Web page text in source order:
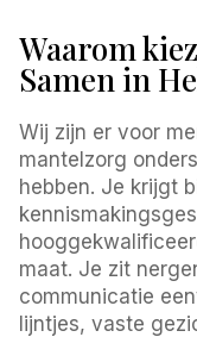
Waarom
Samen in
Wij zijn er voor
mantelzorg
hebben. Je krijgt
maat. Je zit
communicatie
lijntjes, vaste